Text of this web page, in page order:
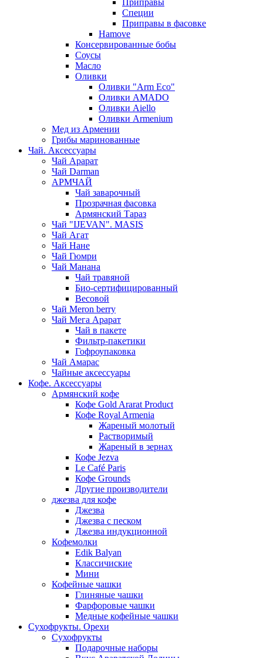
Приправы
Специи
Приправы в фасовке
Hamove
Консервированные бобы
Соусы
Масло
Оливки
Оливки "Arm Eco"
Оливки AMADO
Оливки Aiello
Оливки Armenium
Мед из Армении
Грибы маринованные
Чай. Аксессуары
Чай Арарат
Чай Darman
АРМЧАЙ
Чай заварочный
Прозрачная фасовка
Армянский Тараз
Чай "IJEVAN". MASIS
Чай Агат
Чай Нане
Чай Гюмри
Чай Манана
Чай травяной
Био-сертифицированный
Весовой
Чай Meron berry
Чай Мега Арарат
Чай в пакете
Фильтр-пакетики
Гофроупаковка
Чай Амарас
Чайные аксессуары
Кофе. Аксессуары
Армянский кофе
Кофе Gold Ararat Product
Кофе Royal Armenia
Жареный молотый
Растворимый
Жареный в зернах
Кофе Jezva
Le Café Paris
Кофе Grounds
Другие производители
джезва для кофе
Джезва
Джезва с песком
Джезва индукционной
Кофемолки
Edik Balyan
Классичиские
Мини
Кофейные чашки
Глиняные чашки
Фарфоровые чашки
Медные кофейные чашки
Сухофрукты. Орехи
Сухофрукты
Подарочные наборы